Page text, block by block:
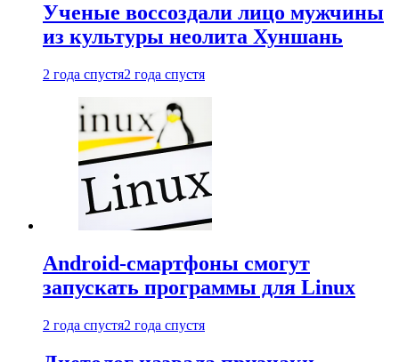
Ученые воссоздали лицо мужчины
из культуры неолита Хуншань
2 года спустя2 года спустя
Android-смартфоны смогут
запускать программы для Linux
2 года спустя2 года спустя